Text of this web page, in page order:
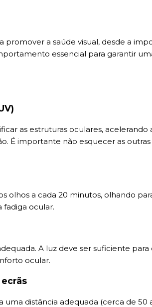
a saúde visual, desde a
essencial para garantir
as estruturas oculares,
É importante não esquecer as
olhos a cada 20 minutos, olhando
fadiga ocular.
A luz deve ser suficiente para
ocular.
uma distância adequada (cerca de